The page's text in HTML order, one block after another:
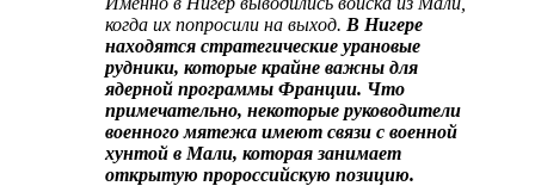
когда их попросили на выход. В Нигере
находятся стратегические урановые
рудники, которые крайне важны для
ядерной программы Франции. Что
примечательно, некоторые руководители
военного мятежа имеют связи с военной
хунтой в Мали, которая занимает
открытую пророссийскую позицию.